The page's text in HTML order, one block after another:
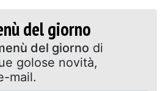
del giorno
del giorno di
golose novità,
mail.